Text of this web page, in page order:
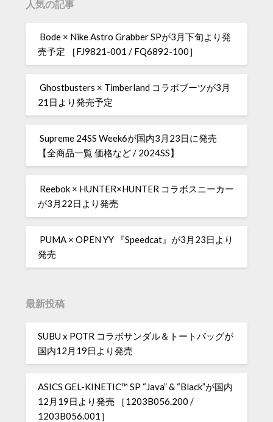
人気の記事
Bode × Nike Astro Grabber SPが3月下旬より発
売予定 ［FJ9821-001 / FQ6892-100］
Ghostbusters × Timberland コラボブーツが3月
21日より発売予定
Supreme 24SS Week6が国内3月23日に発売
【全商品一覧 価格など / 2024SS】
Reebok × HUNTER×HUNTER コラボスニーカー
が3月22日より発売
PUMA × OPEN YY 『Speedcat』が3月23日より
発売
最新投稿
SUBU x POTR コラボサンダル＆トートバッグが
国内12月19日より発売
ASICS GEL-KINETIC™ SP “Java” & “Black”が国内
12月19日より発売 ［1203B056.200 /
1203B056.001］